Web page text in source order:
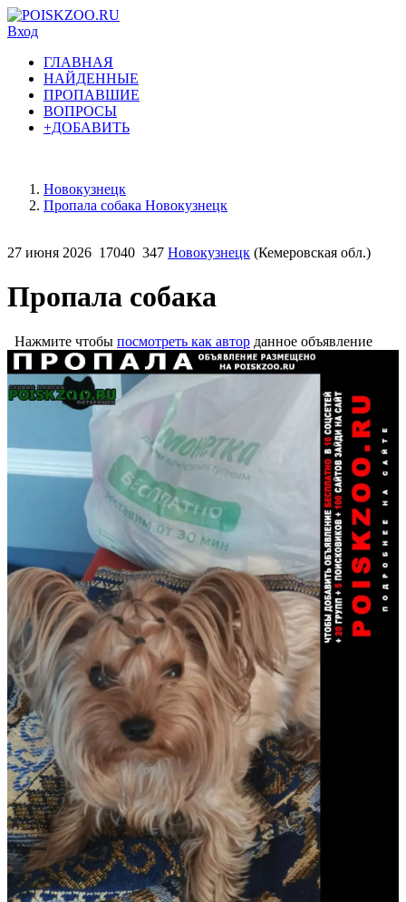
Вход
ГЛАВНАЯ
НАЙДЕННЫЕ
ПРОПАВШИЕ
ВОПРОСЫ
+ДОБАВИТЬ
Новокузнецк
Пропала собака Новокузнецк
27 июня 2026 17040 347 Новокузнецк (Кемеровская обл.)
Пропала собака
Нажмите чтобы посмотреть как автор данное объявление